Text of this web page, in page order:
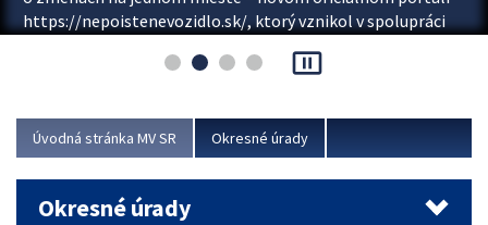
https://nepoistenevozidlo.sk/, ktorý vznikol v spolupráci
asociácie poisťovní (SLASPO) a Ministerstva vnútra SR.
Viac
pause_presentation
Úvodná stránka MV SR Okresné úrady
Okresné úrady